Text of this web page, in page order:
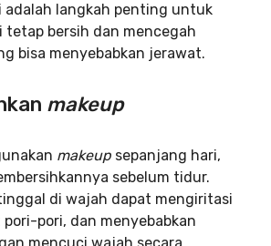
adalah langkah penting untuk
tetap bersih dan mencegah
bisa menyebabkan jerawat.
makeup
makeup sepanjang hari,
sebelum tidur.
di wajah dapat mengiritasi
pori, dan menyebabkan